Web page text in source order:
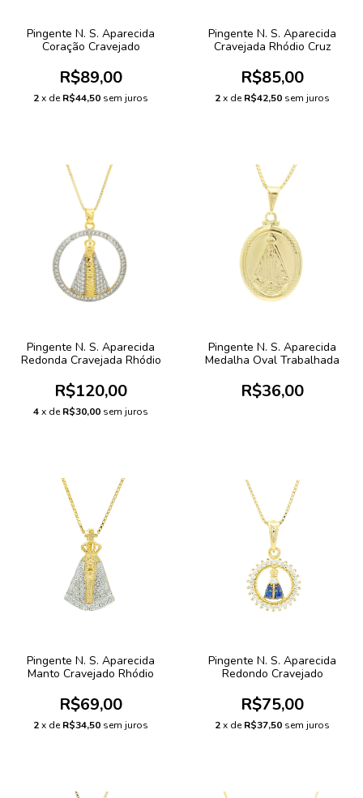
Pingente N. S. Aparecida
Coração Cravejado
R$89,00
2x deR$44,50 sem juros
Pingente N. S. Aparecida
Cravejada Rhódio Cruz
R$85,00
2x deR$42,50 sem juros
Pingente N. S. Aparecida
Redonda Cravejada Rhódio
R$120,00
4x deR$30,00 sem juros
Pingente N. S. Aparecida
Medalha Oval Trabalhada
R$36,00
Pingente N. S. Aparecida
Manto Cravejado Rhódio
R$69,00
2x deR$34,50 sem juros
Pingente N. S. Aparecida
Redondo Cravejado
R$75,00
2x deR$37,50 sem juros